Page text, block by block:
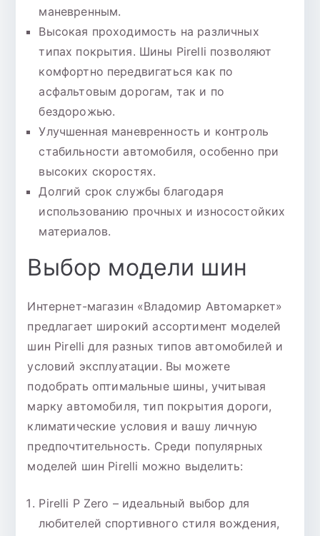
маневренным.
Высокая проходимость на различных
типах покрытия. Шины Pirelli позволяют
комфортно передвигаться как по
асфальтовым дорогам, так и по
бездорожью.
Улучшенная маневренность и контроль
стабильности автомобиля, особенно при
высоких скоростях.
Долгий срок службы благодаря
использованию прочных и износостойких
материалов.
Выбор модели шин
Интернет-магазин «Владомир Автомаркет»
предлагает широкий ассортимент моделей
шин Pirelli для разных типов автомобилей и
условий эксплуатации. Вы можете
подобрать оптимальные шины, учитывая
марку автомобиля, тип покрытия дороги,
климатические условия и вашу личную
предпочтительность. Среди популярных
моделей шин Pirelli можно выделить:
Pirelli P Zero – идеальный выбор для
любителей спортивного стиля вождения,